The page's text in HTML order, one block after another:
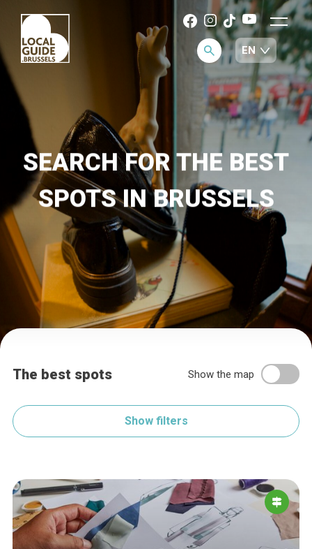
SEARCH FOR THE BEST
SPOTS IN BRUSSELS
The best spots Show the map
Show filters